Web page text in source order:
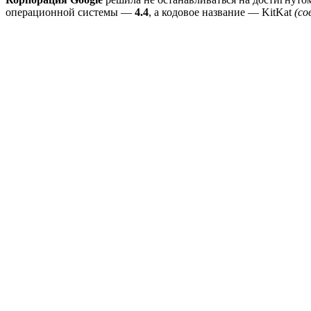
операционной системы — 4.4, а кодовое название — KitKat